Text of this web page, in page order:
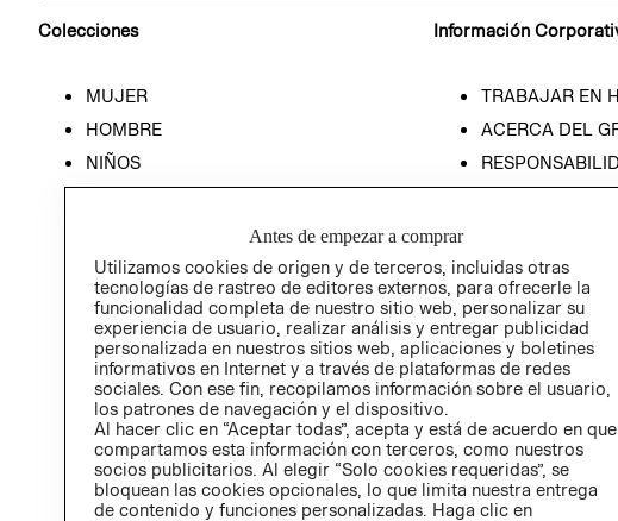
Colecciones
MUJER
HOMBRE
NIÑOS
Información
TRABAJAR EN
ACERCA DEL
RELACIÓN
POLÍTICA
Antes de empezar a comprar
Utilizamos cookies de origen y de terceros, incluidas otras
tecnologías de rastreo de editores externos, para ofrecerle la
funcionalidad completa de nuestro sitio web, personalizar su
experiencia de usuario, realizar análisis y entregar publicidad
personalizada en nuestros sitios web, aplicaciones y boletines
informativos en Internet y a través de plataformas de redes
sociales. Con ese fin, recopilamos información sobre el usuario,
los patrones de navegación y el dispositivo.
Al hacer clic en “Aceptar todas”, acepta y está de acuerdo en que
compartamos esta información con terceros, como nuestros
socios publicitarios. Al elegir “Solo cookies requeridas”, se
bloquean las cookies opcionales, lo que limita nuestra entrega
de contenido y funciones personalizadas. Haga clic en